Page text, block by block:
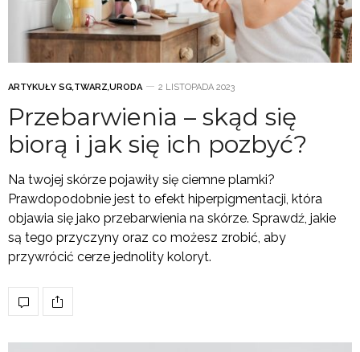
ARTYKUŁY SG,TWARZ,URODA 2 LISTOPADA 2023
Przebarwienia – skąd się
biorą i jak się ich pozbyć?
Na twojej skórze pojawiły się ciemne plamki?
Prawdopodobnie jest to efekt hiperpigmentacji, która
objawia się jako przebarwienia na skórze. Sprawdź, jakie
są tego przyczyny oraz co możesz zrobić, aby
przywrócić cerze jednolity koloryt.